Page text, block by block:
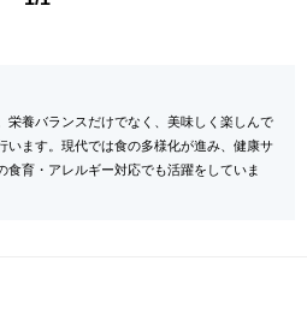
栄養バランスだけでなく、美味しく楽しんで
います。現代では食の多様化が進み、健康サ
食育・アレルギー対応でも活躍をしていま